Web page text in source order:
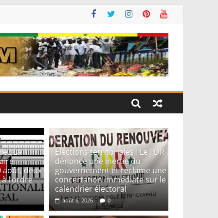
: La
août, deux
l’ordre
Élections territoriales : Le FDR
dénonce une inertie du
gouvernement et réclame une
concertation immédiate sur le
calendrier électoral
août 6, 2026 0